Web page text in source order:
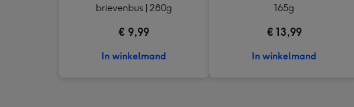
brievenbus | 280g
€ 9,99
In winkelmand
165g
€ 13,99
In winkelmand